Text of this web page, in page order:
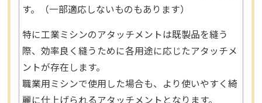
す。（一部適応しないものもあります）
特に工業ミシンのアタッチメントは既製品を縫う
際、効率良く縫うために各用途に応じたアタッチメ
ントが存在します。
職業用ミシンで使用した場合も、より使いやすく綺
麗に仕上げられるアタッチメントとなります。